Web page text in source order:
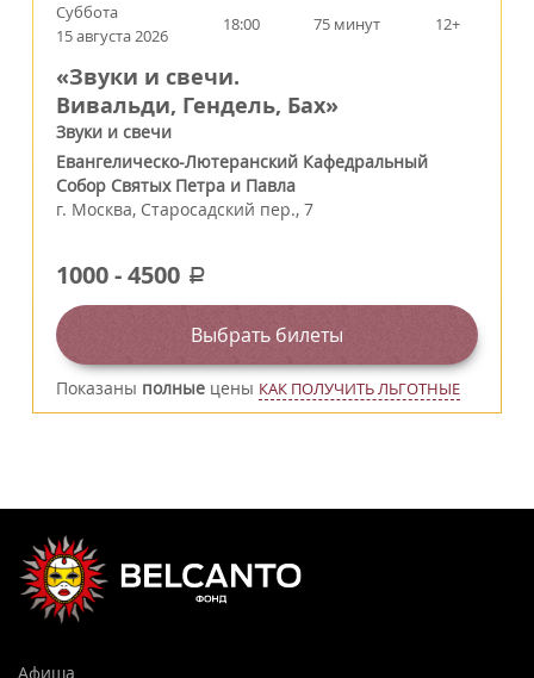
Суббота
15 августа 2026
18:00 75 минут 12+
«Звуки и свечи.
Вивальди, Гендель, Бах»
Звуки и свечи
Евангелическо-Лютеранский Кафедральный
Собор Святых Петра и Павла
г. Москва, Старосадский пер., 7
1000-4500 a
Выбрать билеты
Показаны полные цены КАК ПОЛУЧИТЬ ЛЬГОТНЫЕ
Афиша